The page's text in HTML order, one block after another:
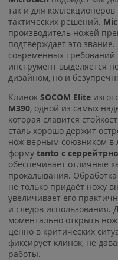
так и для
тактических решений.
производитель ножей
подтверждает это
современных требований
инструмент выделяется
дизайном, но и
Клинок SOCOM Elite
M390, одной из самых
которая славится
сталь хорошо держит
нож верным союзником в
форму tanto c
обеспечивает отличные
прокалывания. Обработка
не только придаёт ножу
увеличивает его
и следов использования.
моментально открыть
ценно в критических
фиксирует клинок, не
работы.